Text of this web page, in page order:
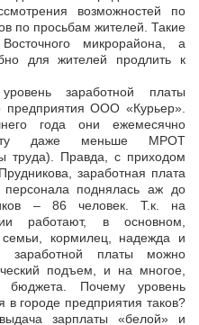
возможностей по
по просьбам жителей. Такие
микрорайона, а
для жителей продлить к
заработной платы
предприятия ООО «Курьер».
года они ежемесячно
даже меньше МРОТ
труда). Правда, с приходом
заработная плата
поднялась аж до
– 86 человек. Т.к. на
работают, в основном,
кормилец, надежда и
платы можно
подъем, и на многое,
Почему уровень
в городе предприятия таков?
зарплаты «белой» и